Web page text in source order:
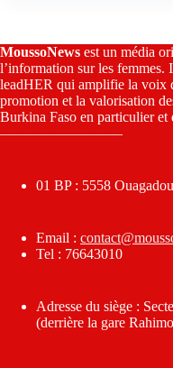
MoussoNews est un média
l’information sur les femmes.
leadHER qui amplifie la voix
promotion et la valorisation
Burkina Faso en particulier et
————————–
01 BP : 5558
Email :
Tel : 76643010
Adresse du siège :
(derrière la gare